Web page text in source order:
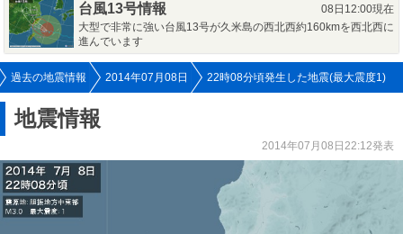
台風13号情報
08日12:00現在
大型で非常に強い台風13号が久米島の西北西約160kmを西北西に
進んでいます
過去の地震情報 2014年07月08日 22時08分頃発生した地震(最大震度1)
地震情報
2014年07月08日22:12発表